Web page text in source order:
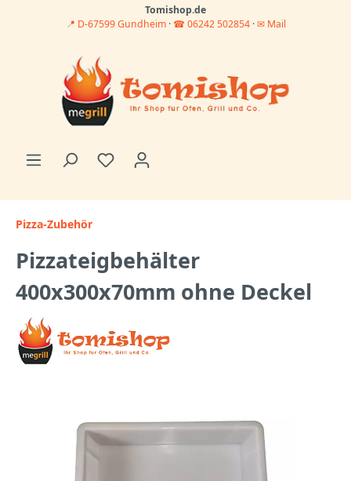
Tomishop.de
📍 D-67599 Gundheim · ☎ 06242 502854·✉ Mail
Pizza-Zubehör
Pizzateigbehälter
400x300x70mm ohne Deckel